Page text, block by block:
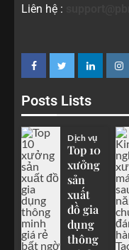
Liên hệ :
Posts Lists
Dịch vụ
Top 10
xưởng
sản
xuất
đồ gia
dụng
thông